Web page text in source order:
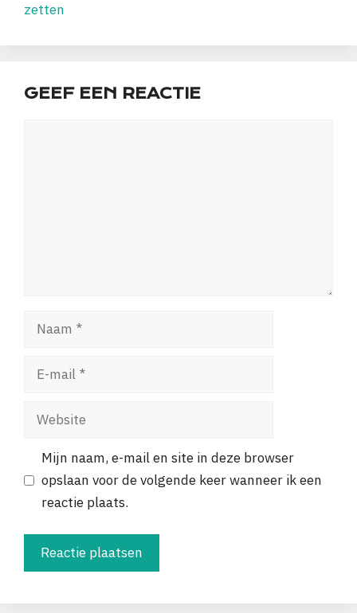
zetten
GEEF EEN REACTIE
Naam
Website
Mijn naam, e-mail en site in deze browser
opslaan voor de volgende keer wanneer ik een
reactie plaats.